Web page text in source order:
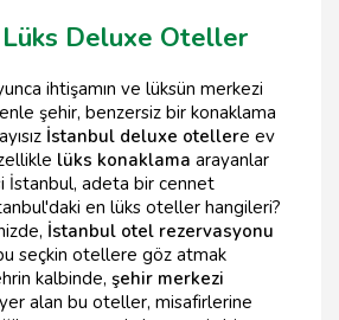
Deluxe Oteller
ihtişamın ve lüksün merkezi
şehir, benzersiz bir konaklama
İstanbul deluxe otellere ev
lüks konaklama arayanlar
İstanbul, adeta bir cennet
en lüks oteller hangileri?
İstanbul otel rezervasyonu
seçkin otellere göz atmak
kalbinde, şehir merkezi
yer alan bu oteller, misafirlerine